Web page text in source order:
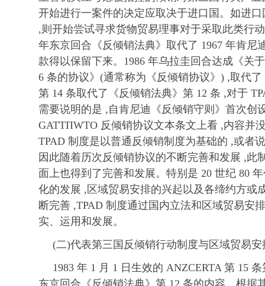
开始进行一案件的决定应取决于进口国。如进
,则开始尝试寻求货物贸易理事对于采取此类行
年东京回合《反倾销法典》取代了 1967 年肯尼
款得以保留下来。1986 年乌拉圭回合达成《关
6 条的协议》(通常称为《反倾销协议》) ,取代
第 14 条取代了《反倾销法典》第 12 条 ,对于
需要说明的是 ,自肯尼迪《反倾销守则》首次创
GATTΠWTO 反倾销协议文本条文上看 ,内容并
TPAD 制度是以普通反倾销制度为基础的 ,或者
因此随着历次反倾销协议的不断完善和发展 ,此
面上也得到了完善和发展。特别是 20 世纪 80
化的发展 ,区域贸易安排的兴起以及各缔约方或
断完善 ,TPAD 制度通过国内立法和区域贸易安
实、运用和发展。
(二)代表第三国反倾销行动制度与区域贸易安
1983 年 1 月 1 日生效的 ANZCERTA 第 15
东京回合《反倾销法典》第 12 条的内容。根据